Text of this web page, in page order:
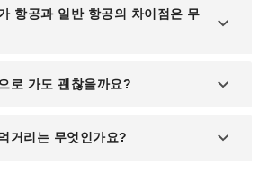
Park), 가을에는 파리스 마운
명소로 인기입니다.
항공과 일반 항공의 차이점은 무
물 요금이 별도이며, 좌석 지정이
로 가도 괜찮을까요?
터, 가족 단위 투어 프로그램, 안
거리는 무엇인가요?